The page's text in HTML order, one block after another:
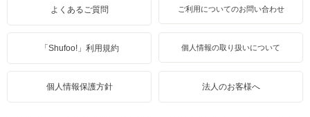
よくあるご質問 ご利用についてのお問い合わせ
「Shufoo!」利用規約 個人情報の取り扱いについて
個人情報保護方針 法人のお客様へ